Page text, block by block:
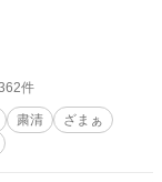
件
粛清
ざまぁ